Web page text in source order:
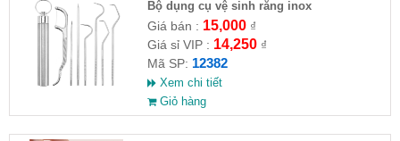
Bộ dụng cụ vệ sinh răng inox
Giá bán : 15,000₫
Giá sỉ VIP : 14,250₫
Mã SP: 12382
Xem chi tiết
Giỏ hàng